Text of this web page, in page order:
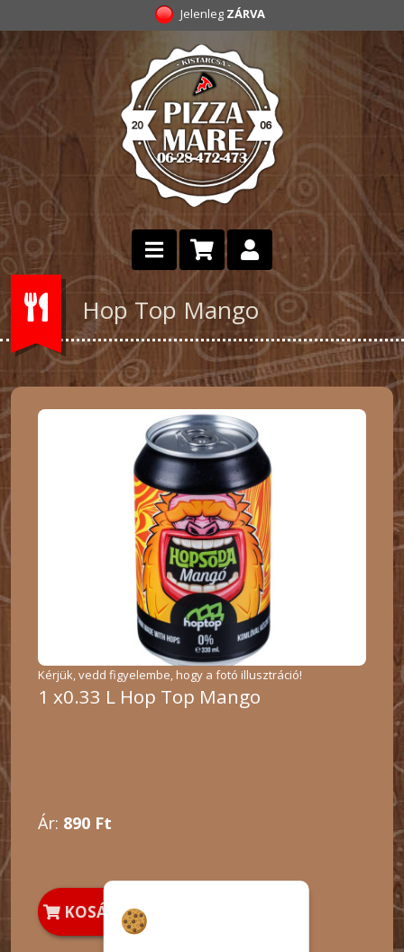
Jelenleg ZÁRVA
Hop Top Mango
Kérjük, vedd figyelembe, hogy a fotó illusztráció!
1 x0.33 L Hop Top Mango
Ár: 890 Ft
KOSÁRBA